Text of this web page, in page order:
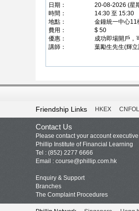
日期：
20-08-2026 (星
時間：
14:30 至 15:30
地點：
金鐘統一中心11
費用：
$ 50
優惠：
成功即場開戶，
講師：
葉勵生先生(輝
Friendship Links HKEX
Contact Us
Please contact your account
Phillip Institute of Financial Learning
Tel : (852) 2277 6666
Email : course@phillip.com.hk
Enquiry & Support
Branches
The Complaint Procedures